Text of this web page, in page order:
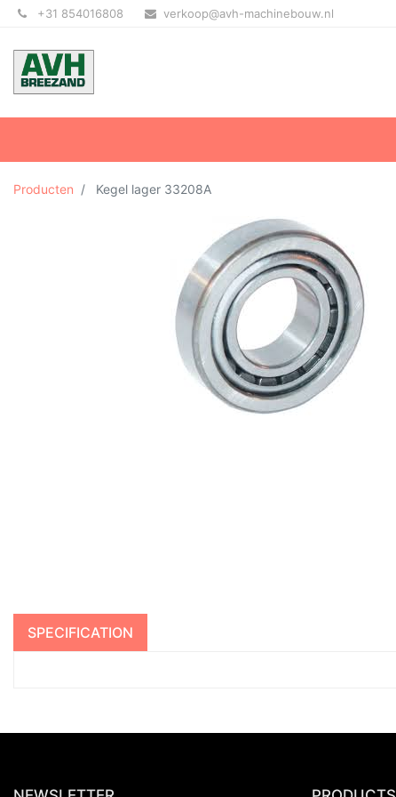
+31 854016808 verkoop@avh-machinebouw.nl
Producten Kegel lager 33208A
SPECIFICATION